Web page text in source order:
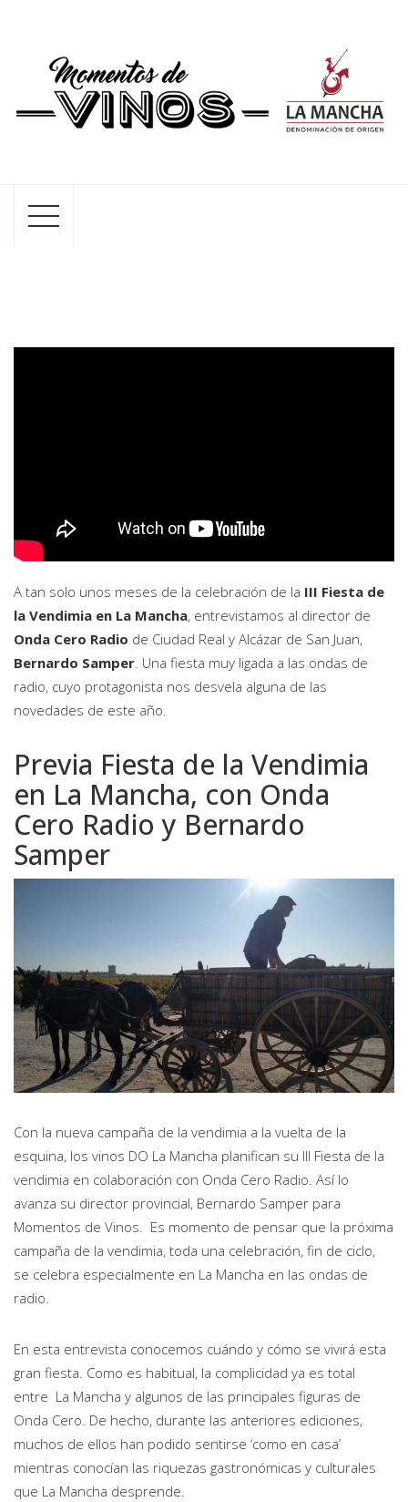
A tan solo unos meses de la celebración de la III Fiesta de
la Vendimia en La Mancha, entrevistamos al director de
Onda Cero Radio de Ciudad Real y Alcázar de San Juan,
Bernardo Samper . Una fiesta muy ligada a las ondas de
radio, cuyo protagonista nos desvela alguna de las
novedades de este año.
Previa Fiesta de la Vendimia
en La Mancha, con Onda
Cero Radio y Bernardo
Samper
Con la nueva campaña de la vendimia a la vuelta de la
esquina, los vinos DO La Mancha planifican su III Fiesta de la
vendimia en colaboración con Onda Cero Radio. Así lo
avanza su director provincial, Bernardo Samper para
Momentos de Vinos. Es momento de pensar que la próxima
campaña de la vendimia, toda una celebración, fin de ciclo,
se celebra especialmente en La Mancha en las ondas de
radio.
En esta entrevista conocemos cuándo y cómo se vivirá esta
gran fiesta. Como es habitual, la complicidad ya es total
entre La Mancha y algunos de las principales figuras de
Onda Cero. De hecho, durante las anteriores ediciones,
muchos de ellos han podido sentirse ‘como en casa’
mientras conocían las riquezas gastronómicas y culturales
que La Mancha desprende.